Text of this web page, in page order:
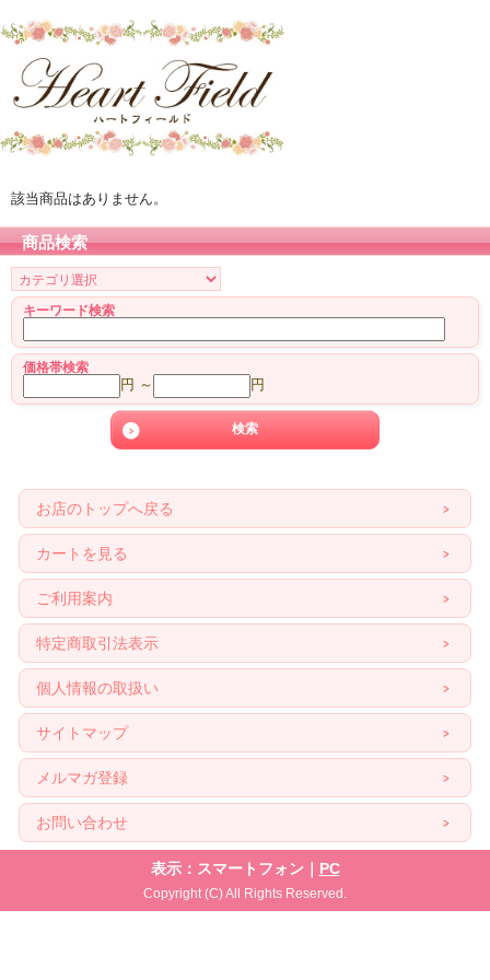
該当商品はありません。
商品検索
キーワード検索
価格帯検索
円 ～ 円
お店のトップへ戻る
カートを見る
ご利用案内
特定商取引法表示
個人情報の取扱い
サイトマップ
メルマガ登録
お問い合わせ
表示：スマートフォン｜ PC
Copyright (C) All Rights Reserved.